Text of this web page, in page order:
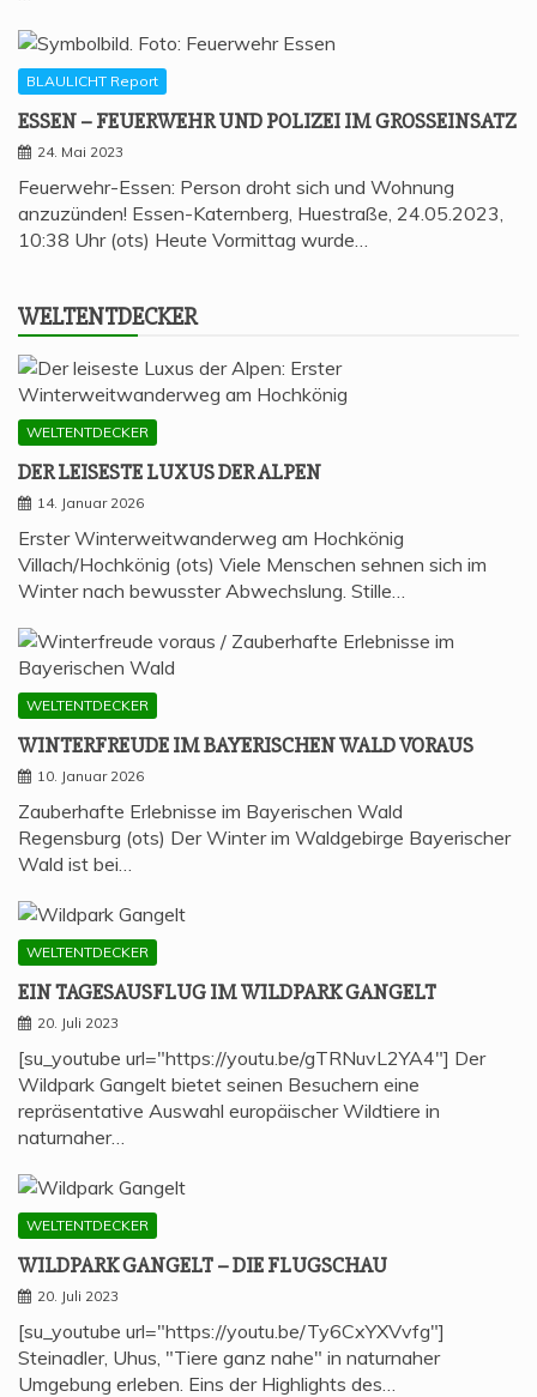
BLAULICHT Report
ESSEN – FEU­ER­WEHR UND POLI­ZEI IM GROSSEINSATZ
24. Mai 2023
Feuerwehr-Essen: Person droht sich und Wohnung
anzuzünden! Essen-Katernberg, Huestraße, 24.05.2023,
10:38 Uhr (ots) Heute Vormittag wurde…
WELT­ENT­DE­CKER
WELTENTDECKER
DER LEI­SES­TE LUXUS DER ALPEN
14. Januar 2026
Erster Winterweitwanderweg am Hochkönig
Villach/Hochkönig (ots) Viele Menschen sehnen sich im
Winter nach bewusster Abwechslung. Stille…
WELTENTDECKER
WIN­TER­FREU­DE IM BAYE­RI­SCHEN WALD VORAUS
10. Januar 2026
Zauberhafte Erlebnisse im Bayerischen Wald
Regensburg (ots) Der Winter im Waldgebirge Bayerischer
Wald ist bei…
WELTENTDECKER
EIN TAGES­AUS­FLUG IM WILD­PARK GANGELT
20. Juli 2023
[su_youtube url="https://youtu.be/gTRNuvL2YA4"] Der
Wildpark Gangelt bietet seinen Besuchern eine
repräsentative Auswahl europäischer Wildtiere in
naturnaher…
WELTENTDECKER
WILD­PARK GAN­GELT – DIE FLUGSCHAU
20. Juli 2023
[su_youtube url="https://youtu.be/Ty6CxYXVvfg"]
Steinadler, Uhus, "Tiere ganz nahe" in naturnaher
Umgebung erleben. Eins der Highlights des…